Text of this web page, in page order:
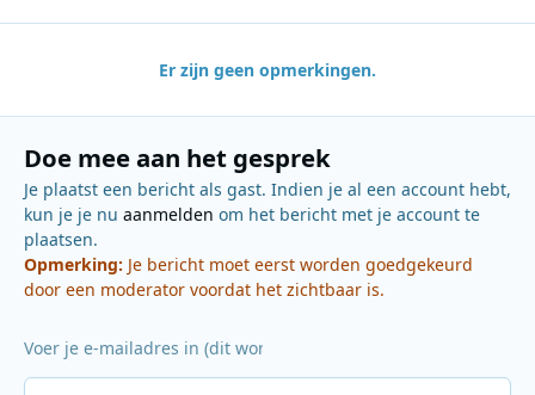
Er zijn geen opmerkingen.
Doe mee aan het gesprek
Je plaatst een bericht als gast. Indien je al een account hebt,
kun je je nu aanmelden om het bericht met je account te
plaatsen.
Opmerking: Je bericht moet eerst worden goedgekeurd
door een moderator voordat het zichtbaar is.